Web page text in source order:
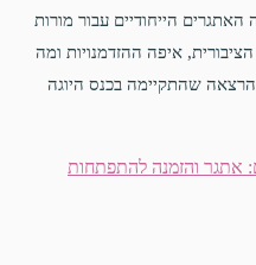
הייחודיים עבור מורות
איפה ההזדמנויות ומה
הרצאה שהתקיימה בכנס היוגה
אתגר והזמנה להתפתחות